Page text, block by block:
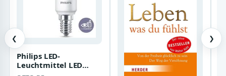
❮
Philips LED-
Leuchtmittel LED
CorePro E14 T25 Röhre
❯